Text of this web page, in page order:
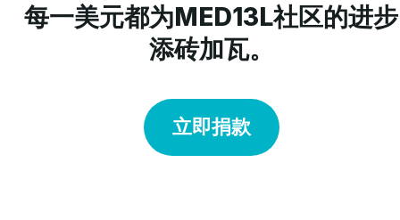
所接受的任何急救治疗或其他医疗服务而产生或
今后可能产生的任何索赔。
我特此向MED13L基金会授予并转让其对我本人
或我的肖像、声音所拍摄的任何及所有照片、图
像、视频或音频录音的全部权利、所有权及权
每一美元都为MED13L社区的进步
添砖加瓦。
立即捐款